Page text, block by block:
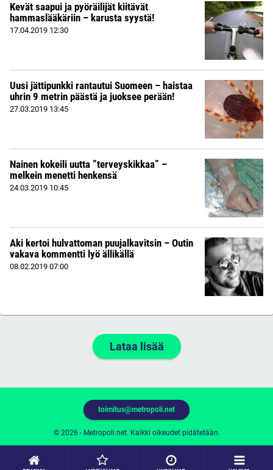
Kevät saapui ja pyöräilijät kiitävät
hammaslääkäriin – karusta syystä!
17.04.2019 12:30
Uusi jättipunkki rantautui Suomeen – haistaa
uhrin 9 metrin päästä ja juoksee perään!
27.03.2019 13:45
Nainen kokeili uutta ”terveyskikkaa” –
melkein menetti henkensä
24.03.2019 10:45
Aki kertoi hulvattoman puujalkavitsin – Outin
vakava kommentti lyö ällikällä
08.02.2019 07:00
Lataa lisää
© 2026 - Metropoli.net. Kaikki oikeudet pidätetään.
toimitus@metropoli.net